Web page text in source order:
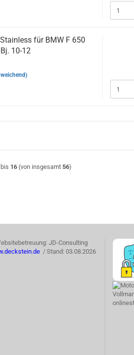
für BMW F 650
10-12
bis 16 (von insgesamt56)
JD-Consulting
/ Stand: 03.08.2026